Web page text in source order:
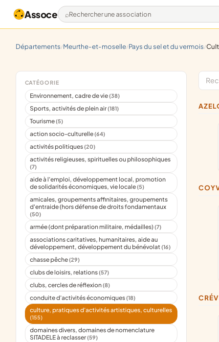
Assoce Rechercher une association
départements/ meurthe-et-moselle/ pays du sel et du vermois/
CATÉGORIE
Environnement, cadre de vie(38)
Sports, activités de plein air(181)
Tourisme(5)
action socio-culturelle(64)
activités politiques(20)
activités religieuses, spirituelles ou philosophiques
(7)
aide à l'emploi, développement local, promotion
de solidarités économiques, vie locale(5)
amicales, groupements affinitaires, groupements
d'entraide (hors défense de droits fondamentaux
(50)
armée (dont préparation militaire, médailles)(7)
associations caritatives, humanitaires, aide au
développement, développement du bénévolat(16)
chasse pêche(29)
clubs de loisirs, relations(57)
clubs, cercles de réflexion(8)
conduite d'activités économiques(18)
culture, pratiques d'activités artistiques, culturelles
(155)
domaines divers, domaines de nomenclature
SITADELE à reclasser(59)